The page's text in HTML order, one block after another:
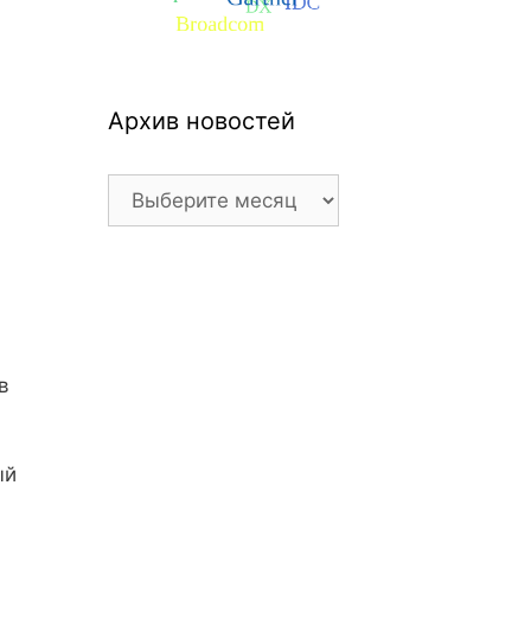
Архив новостей
Архив
новостей